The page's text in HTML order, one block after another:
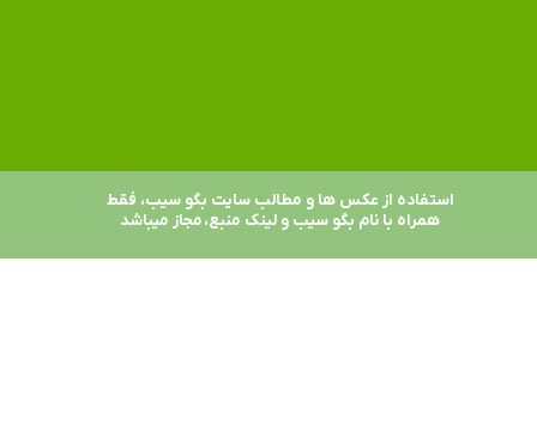
استفاده از عکس ها و مطالب سایت بگو سیب، فقط
همراه با نام بگو سیب و لینک منبع، مجاز میباشد